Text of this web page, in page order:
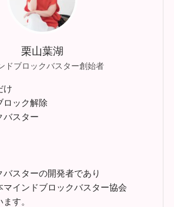
栗山葉湖
ドブロックバスター創始者
け
ロック解除
バスター
スターの開発者であり
マインドブロックバスター協会
す。